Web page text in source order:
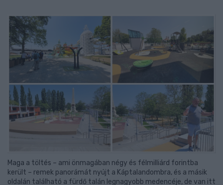
Maga a töltés – ami önmagában négy és félmilliárd forintba
került – remek panorámát nyújt a Káptalandombra, és a másik
oldalán található a fürdő talán legnagyobb medencéje, de van itt